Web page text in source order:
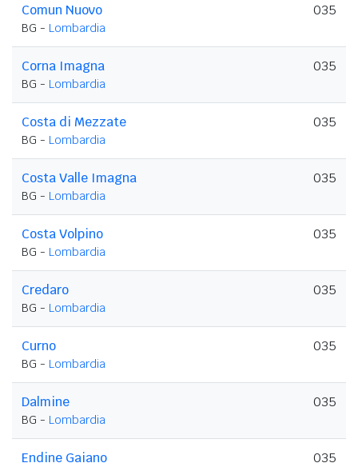
Comun Nuovo
BG - Lombardia
035
Corna Imagna
BG - Lombardia
035
Costa di Mezzate
BG - Lombardia
035
Costa Valle Imagna
BG - Lombardia
035
Costa Volpino
BG - Lombardia
035
Credaro
BG - Lombardia
035
Curno
BG - Lombardia
035
Dalmine
BG - Lombardia
035
Endine Gaiano 035